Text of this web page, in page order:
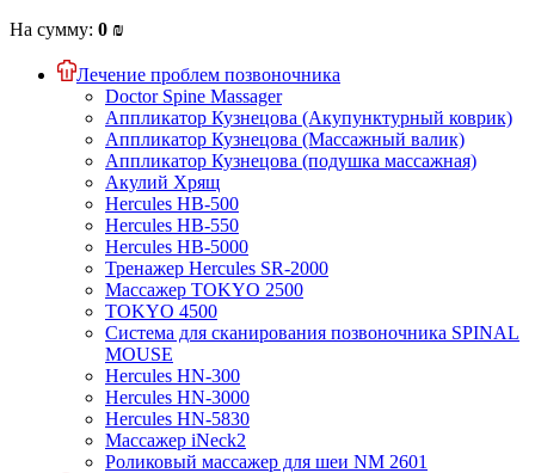
На сумму: 0 ₪
Лечение проблем позвоночника
Doctor Spine Massager
Аппликатор Кузнецова (Акупунктурный коврик)
Аппликатор Кузнецова (Массажный валик)
Аппликатор Кузнецова (подушка массажная)
Акулий Хрящ
Hercules HB-500
Hercules HB-550
Hercules HB-5000
Тренажер Hercules SR-2000
Массажер TOKYO 2500
TOKYO 4500
Система для сканирования позвоночника SPINAL
MOUSE
Hercules HN-300
Hercules HN-3000
Hercules HN-5830
Массажер iNeck2
Роликовый массажер для шеи NM 2601